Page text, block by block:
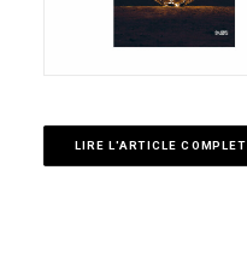
LIRE L'ARTICLE COMPLET